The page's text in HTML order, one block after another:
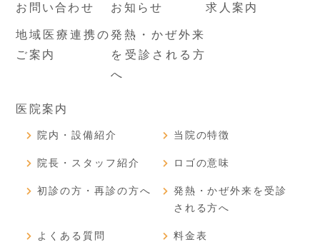
お問い合わせ お知らせ 求人案内
地域医療連携の
ご案内
発熱・かぜ外来
を受診される方
へ
医院案内
院内・設備紹介 当院の特徴
院長・スタッフ紹介 ロゴの意味
初診の方・再診の方へ
発熱・かぜ外来を受診
される方へ
よくある質問 料金表